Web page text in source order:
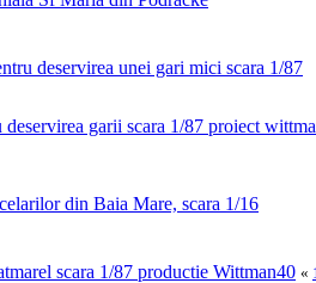
deservirea unei gari mici scara 1/87
deservirea garii scara 1/87 proiect
din Baia Mare, scara 1/16
scara 1/87 productie Wittman40 «